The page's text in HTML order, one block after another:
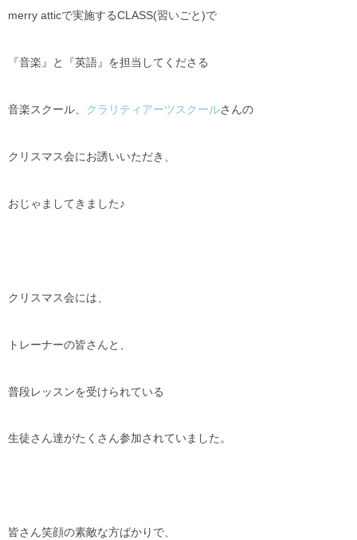
merry atticで実施するCLASS(習いごと)で
『音楽』と『英語』を担当してくださる
音楽スクール、 クラリティアーツスクールさんの
クリスマス会にお誘いいただき、
おじゃましてきました♪
クリスマス会には、
トレーナーの皆さんと、
普段レッスンを受けられている
生徒さん達がたくさん参加されていました。
皆さん笑顔の素敵な方ばかりで、